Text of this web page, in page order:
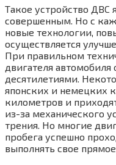
Такое устройство ДВС
совершенным. Но с
новые технологии,
осуществляется
При правильном
двигателя
десятилетиями.
японских и немецких
километров и
из-за механического
трения. Но многие
пробега успешно
выполнять свое